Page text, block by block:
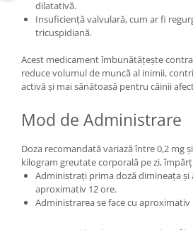
dilatativă.
Insuficiență valvulară, cum ar fi
tricuspidiană.
Acest medicament îmbunătățește
reduce volumul de muncă al inimii,
activă și mai sănătoasă pentru câinii
Mod de Administrare
Doza recomandată variază între 0,2 mg
kilogram greutate corporală pe zi,
Administrați prima doză dimineața și
aproximativ 12 ore.
Administrarea se face cu